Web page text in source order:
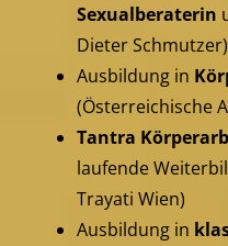
Sexualberaterin
Dieter Schmutzer)
Ausbildung in
(Österreichische
Tantra
laufende
Trayati Wien)
Ausbildung in